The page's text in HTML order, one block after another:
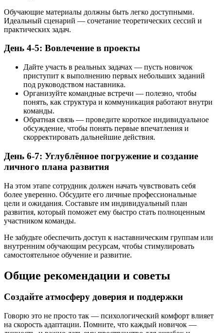
Обучающие материалы должны быть легко доступными.
Идеальный сценарий — сочетание теоретических сессий и
практических задач.
День 4-5: Вовлечение в проекты
Дайте участь в реальных задачах — пусть новичок
приступит к выполнению первых небольших заданий
под руководством наставника.
Организуйте командные встречи — полезно, чтобы
понять, как структура и коммуникация работают внутри
команды.
Обратная связь — проведите короткое индивидуальное
обсуждение, чтобы понять первые впечатления и
скорректировать дальнейшие действия.
День 6-7: Углублённое погружение и создание
личного плана развития
На этом этапе сотрудник должен начать чувствовать себя
более уверенно. Обсудите его личные профессиональные
цели и ожидания. Составьте им индивидуальный план
развития, который поможет ему быстро стать полноценным
участником команды.
Не забудьте обеспечить доступ к наставническим группам или
внутренним обучающим ресурсам, чтобы стимулировать
самостоятельное обучение и развитие.
Общие рекомендации и советы
Создайте атмосферу доверия и поддержки
Говорю это не просто так — психологический комфорт влияет
на скорость адаптации. Помните, что каждый новичок —